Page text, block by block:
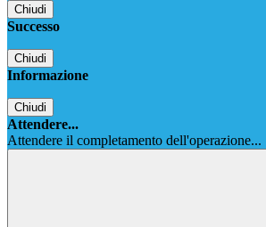
Chiudi
Successo
Chiudi
Informazione
Chiudi
Attendere...
Attendere il completamento dell'operazione...